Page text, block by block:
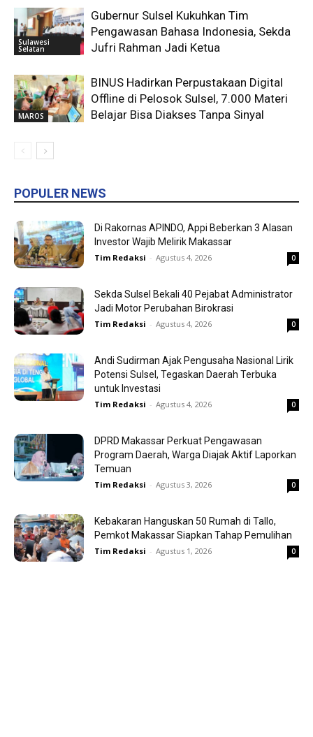
Sulawesi
Selatan
Gubernur Sulsel Kukuhkan Tim
Pengawasan Bahasa Indonesia, Sekda
Jufri Rahman Jadi Ketua
MAROS
BINUS Hadirkan Perpustakaan Digital
Offline di Pelosok Sulsel, 7.000 Materi
Belajar Bisa Diakses Tanpa Sinyal
POPULER NEWS
Di Rakornas APINDO, Appi Beberkan 3 Alasan
Investor Wajib Melirik Makassar
Tim Redaksi - Agustus 4, 2026 0
Sekda Sulsel Bekali 40 Pejabat Administrator
Jadi Motor Perubahan Birokrasi
Tim Redaksi - Agustus 4, 2026 0
Andi Sudirman Ajak Pengusaha Nasional Lirik
Potensi Sulsel, Tegaskan Daerah Terbuka
untuk Investasi
Tim Redaksi - Agustus 4, 2026 0
DPRD Makassar Perkuat Pengawasan
Program Daerah, Warga Diajak Aktif Laporkan
Temuan
Tim Redaksi - Agustus 3, 2026 0
Kebakaran Hanguskan 50 Rumah di Tallo,
Pemkot Makassar Siapkan Tahap Pemulihan
Tim Redaksi - Agustus 1, 2026 0